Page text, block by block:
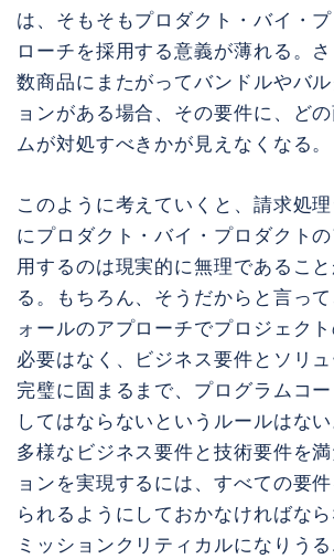
は、そもそもプロダクト・バイ・
ローチを採用する意義が薄れる。
数商品にまたがってバンドルやバ
ョンがある場合、その要件に、ど
ムが対処すべきかが見えなくなる。
このように考えていくと、請求処
にプロダクト・バイ・プロダクト
用するのは現実的に無理であること
る。もちろん、そうだからと言っ
ォールのアプローチでプロジェク
必要はなく、ビジネス要件とソリ
完璧に固まるまで、プログラムコ
してはならないというルールはな
多様なビジネス要件と技術要件を
ョンを実現するには、すべての要
られるようにしておかなければなら
ミッションクリティカルになりう